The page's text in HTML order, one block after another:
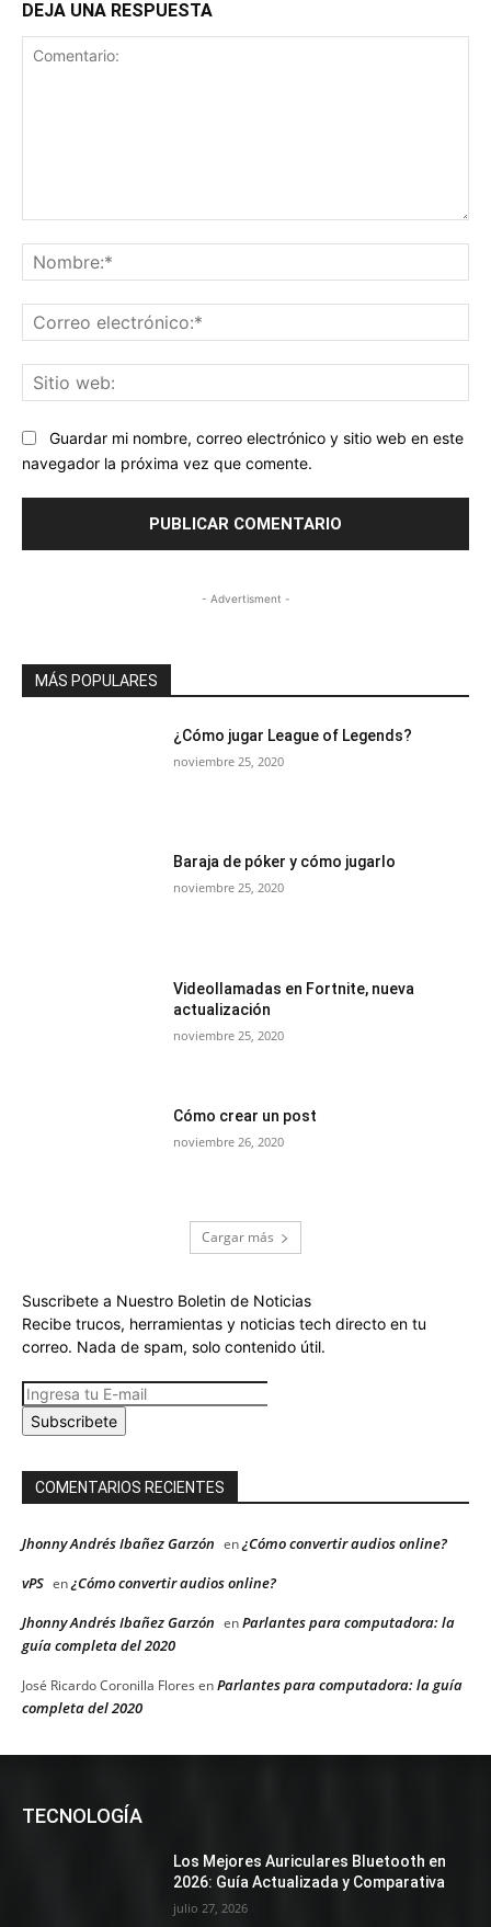
DEJA UNA RESPUESTA
Guardar mi nombre, correo electrónico y sitio web en este
navegador la próxima vez que comente.
- Advertisment -
MÁS POPULARES
¿Cómo jugar League of Legends?
noviembre 25, 2020
Baraja de póker y cómo jugarlo
noviembre 25, 2020
Videollamadas en Fortnite, nueva
actualización
noviembre 25, 2020
Cómo crear un post
noviembre 26, 2020
Cargar más
Suscribete a Nuestro Boletin de Noticias
Recibe trucos, herramientas y noticias tech directo en tu
correo. Nada de spam, solo contenido útil.
Subscribete
COMENTARIOS RECIENTES
Jhonny Andrés Ibañez Garzón en¿Cómo convertir audios online?
vPS en¿Cómo convertir audios online?
Jhonny Andrés Ibañez Garzón enParlantes para computadora: la
guía completa del 2020
José Ricardo Coronilla Flores enParlantes para computadora: la guía
completa del 2020
TECNOLOGÍA
Los Mejores Auriculares Bluetooth en
2026: Guía Actualizada y Comparativa
julio 27, 2026